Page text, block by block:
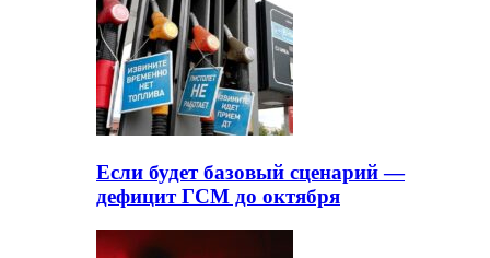
Если будет базовый сценарий —
дефицит ГСМ до октября